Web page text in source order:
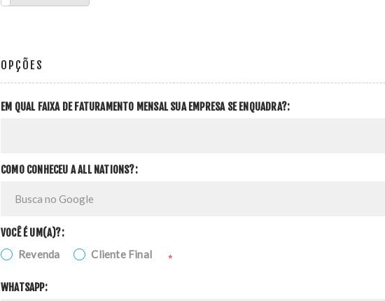
OPÇÕES
EM QUAL FAIXA DE FATURAMENTO MENSAL SUA EMPRESA SE ENQUADRA?:
COMO CONHECEU A ALL NATIONS?:
VOCÊ É UM(A)?:
Revenda Cliente Final *
WHATSAPP: